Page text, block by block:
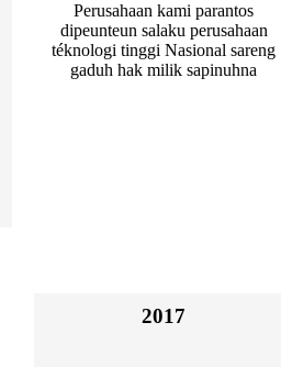
Perusahaan kami parantos
dipeunteun salaku perusahaan
téknologi tinggi Nasional sareng
gaduh hak milik sapinuhna
2017